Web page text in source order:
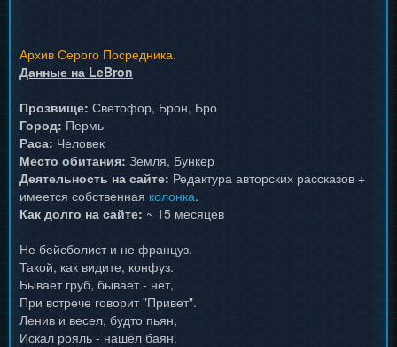
Архив Серого Посредника.
Данные на LeBron
Прозвище: Светофор, Брон, Бро
Город: Пермь
Раса: Человек
Место обитания: Земля, Бункер
Деятельность на сайте: Редактура авторских рассказов +
имеется собственная колонка.
Как долго на сайте: ~ 15 месяцев
Не бейсболист и не француз.
Такой, как видите, конфуз.
Бывает груб, бывает - нет,
При встрече говорит "Привет".
Ленив и весел, будто пьян,
Искал рояль - нашёл баян.